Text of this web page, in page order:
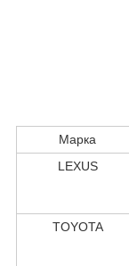
Марка
LEXUS
TOYOTA